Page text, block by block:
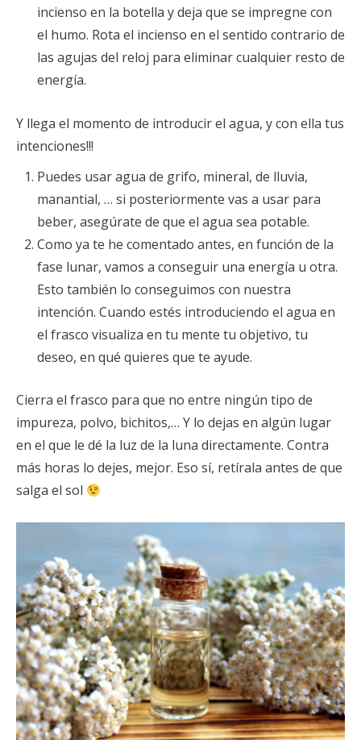
incienso en la botella y deja que se impregne con
el humo. Rota el incienso en el sentido contrario de
las agujas del reloj para eliminar cualquier resto de
energía.
Y llega el momento de introducir el agua, y con ella tus
intenciones!!!
Puedes usar agua de grifo, mineral, de lluvia,
manantial, … si posteriormente vas a usar para
beber, asegúrate de que el agua sea potable.
Como ya te he comentado antes, en función de la
fase lunar, vamos a conseguir una energía u otra.
Esto también lo conseguimos con nuestra
intención. Cuando estés introduciendo el agua en
el frasco visualiza en tu mente tu objetivo, tu
deseo, en qué quieres que te ayude.
Cierra el frasco para que no entre ningún tipo de
impureza, polvo, bichitos,… Y lo dejas en algún lugar
en el que le dé la luz de la luna directamente. Contra
más horas lo dejes, mejor. Eso sí, retírala antes de que
salga el sol